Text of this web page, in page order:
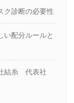
ク診断の必要性
い配分ルールと
結糸 代表社